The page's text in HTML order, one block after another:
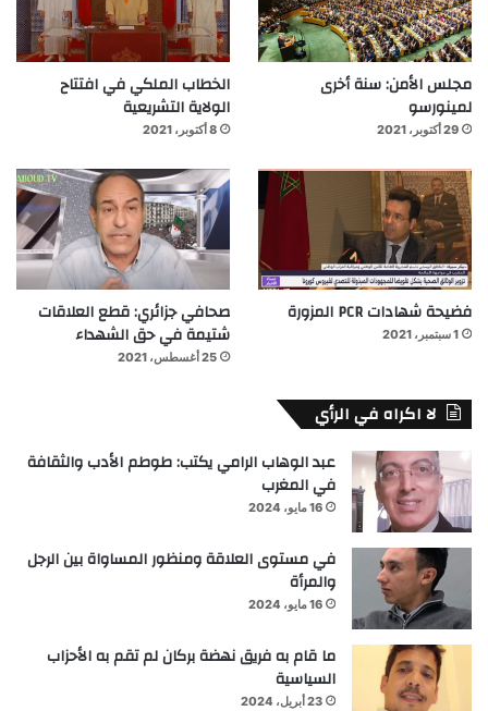
مجلس الأمن: سنة أخرى
لمينورسو
29 أكتوبر، 2021
الخطاب الملكي في افتتاح
الولاية التشريعية
8 أكتوبر، 2021
فضيحة شهادات PCR المزورة
1 سبتمبر، 2021
صحافي جزائري: قطع العلاقات
شتيمة في حق الشهداء
25 أغسطس، 2021
لا اكراه في الرأي
عبد الوهاب الرامي يكتب: طوطم الأدب والثقافة
في المغرب
16 مايو، 2024
في مستوى العلاقة ومنظور المساواة بين الرجل
والمرأة
16 مايو، 2024
ما قام به فريق نهضة بركان لم تقم به الأحزاب
السياسية
23 أبريل، 2024